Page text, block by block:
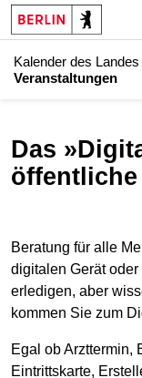
Kalender des
Veranstaltungen
Das »Digital-Zebra« - Die
Beratung für alle
digitalen Gerät
erledigen, aber
kommen Sie zum
Egal ob Arzttermin,
Eintrittskarte,